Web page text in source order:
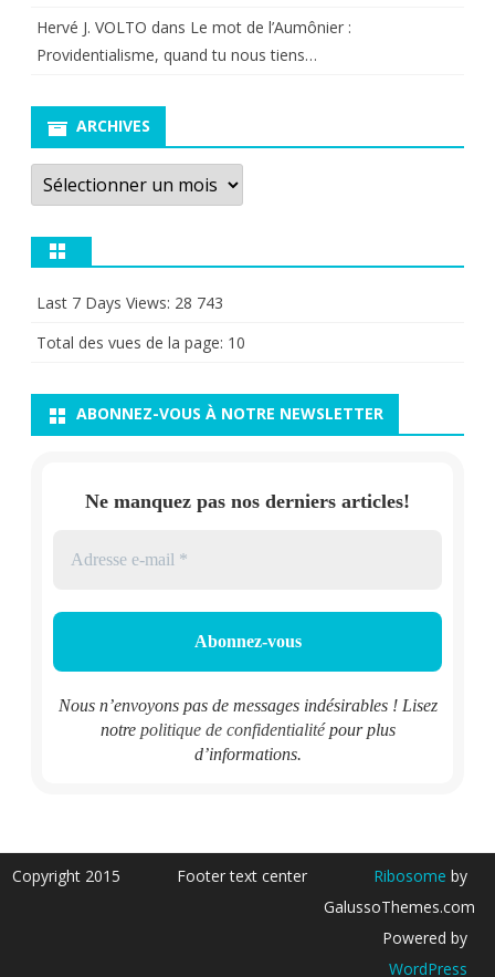
Hervé J. VOLTO dans Le mot de l’Aumônier :
Providentialisme, quand tu nous tiens…
ARCHIVES
Archives
Last 7 Days Views: 28 743
Total des vues de la page: 10
ABONNEZ-VOUS À NOTRE NEWSLETTER
Ne manquez pas nos derniers articles!
Nous n’envoyons pas de messages indésirables ! Lisez
notre politique de confidentialitépour plus
d’informations.
Copyright 2015 Footer text center Ribosome by
GalussoThemes.com
Powered by
WordPress